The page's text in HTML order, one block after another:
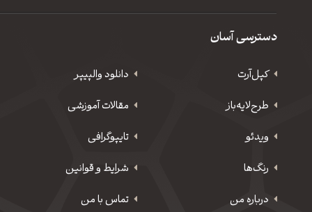
دسترسی آسان
کپل‌آرت دانلود‌ والپیپر
طرح‌لایه‌باز
مقالات آموزشی
ویدئو
‌تایپوگرافی
رنگ‌ها
شرایط و قوانین
درباره من
تماس با من